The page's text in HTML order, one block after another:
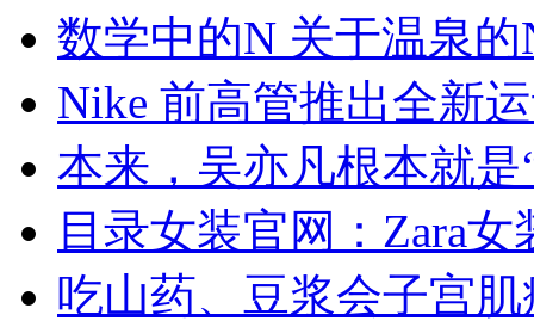
数学中的N 关于温泉
Nike 前高管推出全新
本来，吴亦凡根本就是
目录女装官网：Zara
吃山药、豆浆会子宫